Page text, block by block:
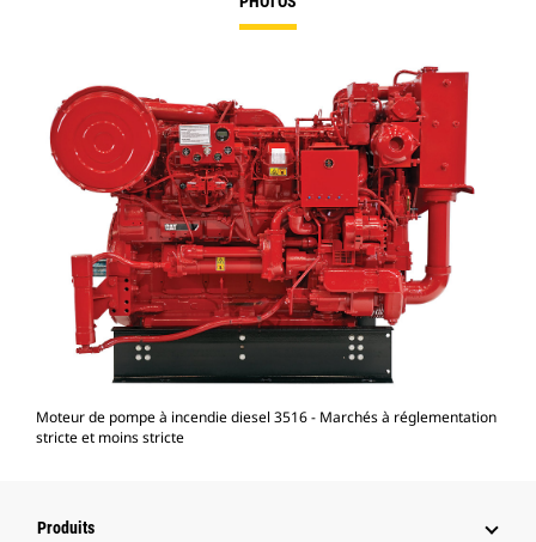
Moteur de pompe à incendie diesel 3516 - Marchés à réglementation
stricte et moins stricte
Produits